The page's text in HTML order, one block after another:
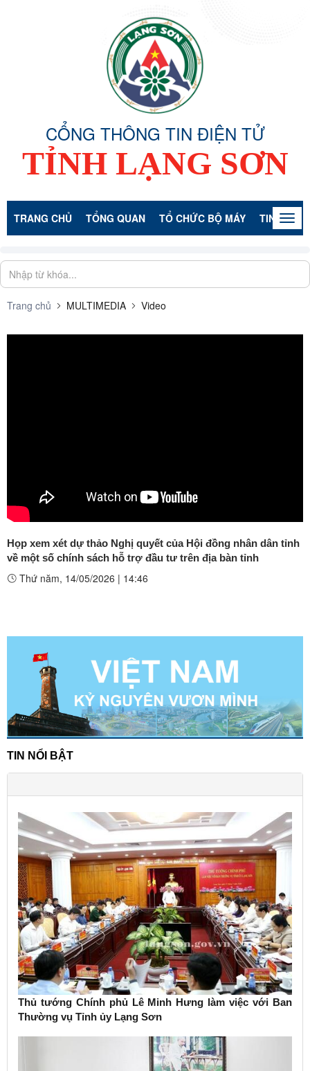
CỔNG THÔNG TIN ĐIỆN TỬ
TỈNH LẠNG SƠN
TRANG CHỦ TỔNG QUAN TỔ CHỨC BỘ MÁY TIN TỨC -
Trang chủ MULTIMEDIA Video
Họp xem xét dự thảo Nghị quyết của Hội đồng nhân dân tỉnh
về một số chính sách hỗ trợ đầu tư trên địa bàn tỉnh
Thứ năm, 14/05/2026 | 14:46
TIN NỔI BẬT
Thủ tướng Chính phủ Lê Minh Hưng làm việc với Ban
Thường vụ Tỉnh ủy Lạng Sơn